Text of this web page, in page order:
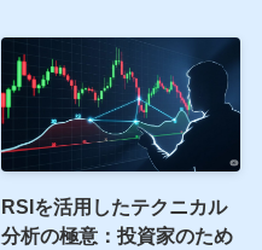
RSIを活用したテクニカル
分析の極意：投資家のため